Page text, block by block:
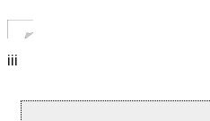
iii